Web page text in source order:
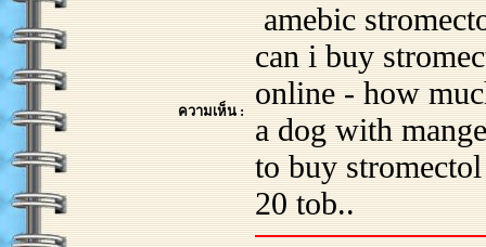
ความเห็น :
amebic
can i buy
online - how
a dog with
to buy
20 tob..